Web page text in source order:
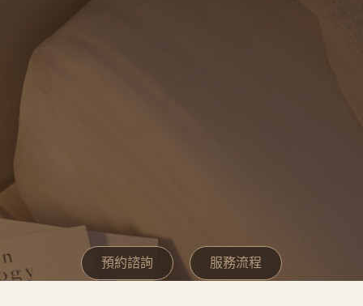
預約諮詢 服務流程